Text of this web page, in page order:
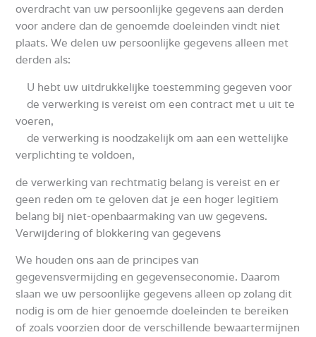
overdracht van uw persoonlijke gegevens aan derden
voor andere dan de genoemde doeleinden vindt niet
plaats.We delen uw persoonlijke gegevens alleen met
derden als:
U hebt uw uitdrukkelijke toestemming gegeven voor
de verwerking is vereist om een ​​contract met u uit te
voeren,
de verwerking is noodzakelijk om aan een wettelijke
verplichting te voldoen,
de verwerking van rechtmatig belang is vereist en er
geen reden om te geloven dat je een hoger legitiem
belang bij niet-openbaarmaking van uw gegevens.
Verwijdering of blokkering van gegevens
We houden ons aan de principes van
gegevensvermijding en gegevenseconomie. Daarom
slaan we uw persoonlijke gegevens alleen op zolang dit
nodig is om de hier genoemde doeleinden te bereiken
of zoals voorzien door de verschillende bewaartermijnen